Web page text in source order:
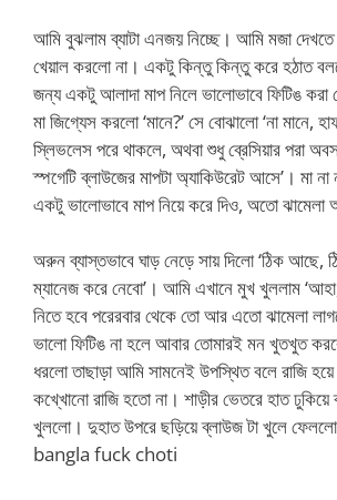
আমি বুঝলাম ব্যাটা এনজয় নিচ্ছে। আমি মজা
খেয়াল করলো না। একটু কিন্তু কিন্তু করে হঠাত
জন্য একটু আলাদা মাপ নিলে ভালোভাবে ফিটিঙ করা
মা জিগ্যেস করলো ‘মানে?’ সে বোঝালো ‘না মানে,
স্লিভলেস পরে থাকলে, অথবা শুধু ব্রেসিয়ার পরা
স্পগেটি ব্লাউজের মাপটা অ্যাকিউরেট আসে’। মা
একটু ভালোভাবে মাপ নিয়ে করে দিও, অতো ঝামেলা
অরুন ব্যাস্তভাবে ঘাড় নেড়ে সায় দিলো ‘ঠিক
ম্যানেজ করে নেবো’। আমি এখানে মুখ খুললাম
নিতে হবে পরেরবার থেকে তো আর এতো ঝামেলা
ভালো ফিটিঙ না হলে আবার তোমারই মন খুতখুত
ধরলো তাছাড়া আমি সামনেই উপস্থিত বলে রাজি
কখ্খোনো রাজি হতো না। শাড়ীর ভেতরে হাত
খুললো। দুহাত উপরে ছড়িয়ে ব্লাউজ টা খুলে
bangla fuck choti